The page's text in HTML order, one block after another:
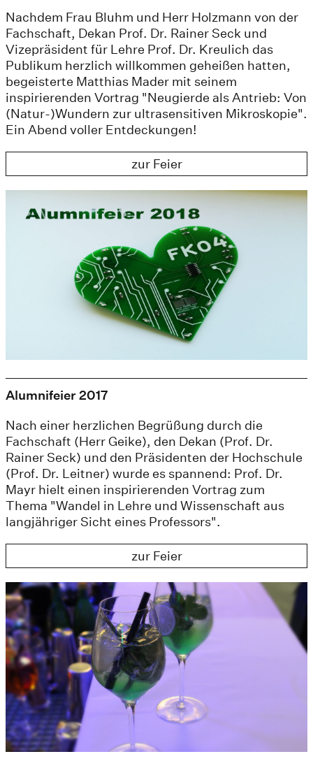
Nachdem Frau Bluhm und Herr Holzmann von der
Fachschaft, Dekan Prof. Dr. Rainer Seck und
Vizepräsident für Lehre Prof. Dr. Kreulich das
Publikum herzlich willkommen geheißen hatten,
begeisterte Matthias Mader mit seinem
inspirierenden Vortrag "Neugierde als Antrieb: Von
(Natur-)Wundern zur ultrasensitiven Mikroskopie".
Ein Abend voller Entdeckungen!
zur Feier
Alumnifeier 2017
Nach einer herzlichen Begrüßung durch die
Fachschaft (Herr Geike), den Dekan (Prof. Dr.
Rainer Seck) und den Präsidenten der Hochschule
(Prof. Dr. Leitner) wurde es spannend: Prof. Dr.
Mayr hielt einen inspirierenden Vortrag zum
Thema "Wandel in Lehre und Wissenschaft aus
langjähriger Sicht eines Professors".
zur Feier